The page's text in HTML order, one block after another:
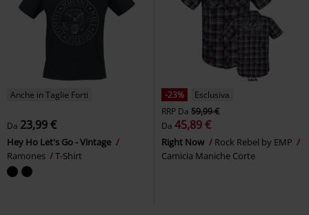
Anche in Taglie Forti
Da 23,99 €
Hey Ho Let's Go - Vintage
Ramones
T-Shirt
-23%
Esclusiva
RRP Da 59,99 €
Da 45,89 €
Right Now
Rock Rebel by EMP
Camicia Maniche Corte